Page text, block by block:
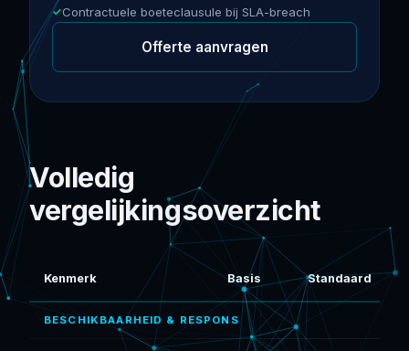
Contractuele boeteclausule bij SLA-breach
Offerte aanvragen
Volledig
vergelijkingsoverzicht
Kenmerk Basis Standaard
BESCHIKBAARHEID & RESPONS